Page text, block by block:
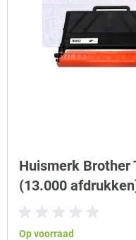
Huismerk Brother
(13.000
Op voorraad